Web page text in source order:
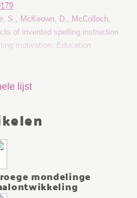
S., McKeown, D., McColloch,
of invented spelling instruction
motivation. Education
science of language and
Pollo, T., & Kessler, B. (2018).
182
lijst
mondelinge